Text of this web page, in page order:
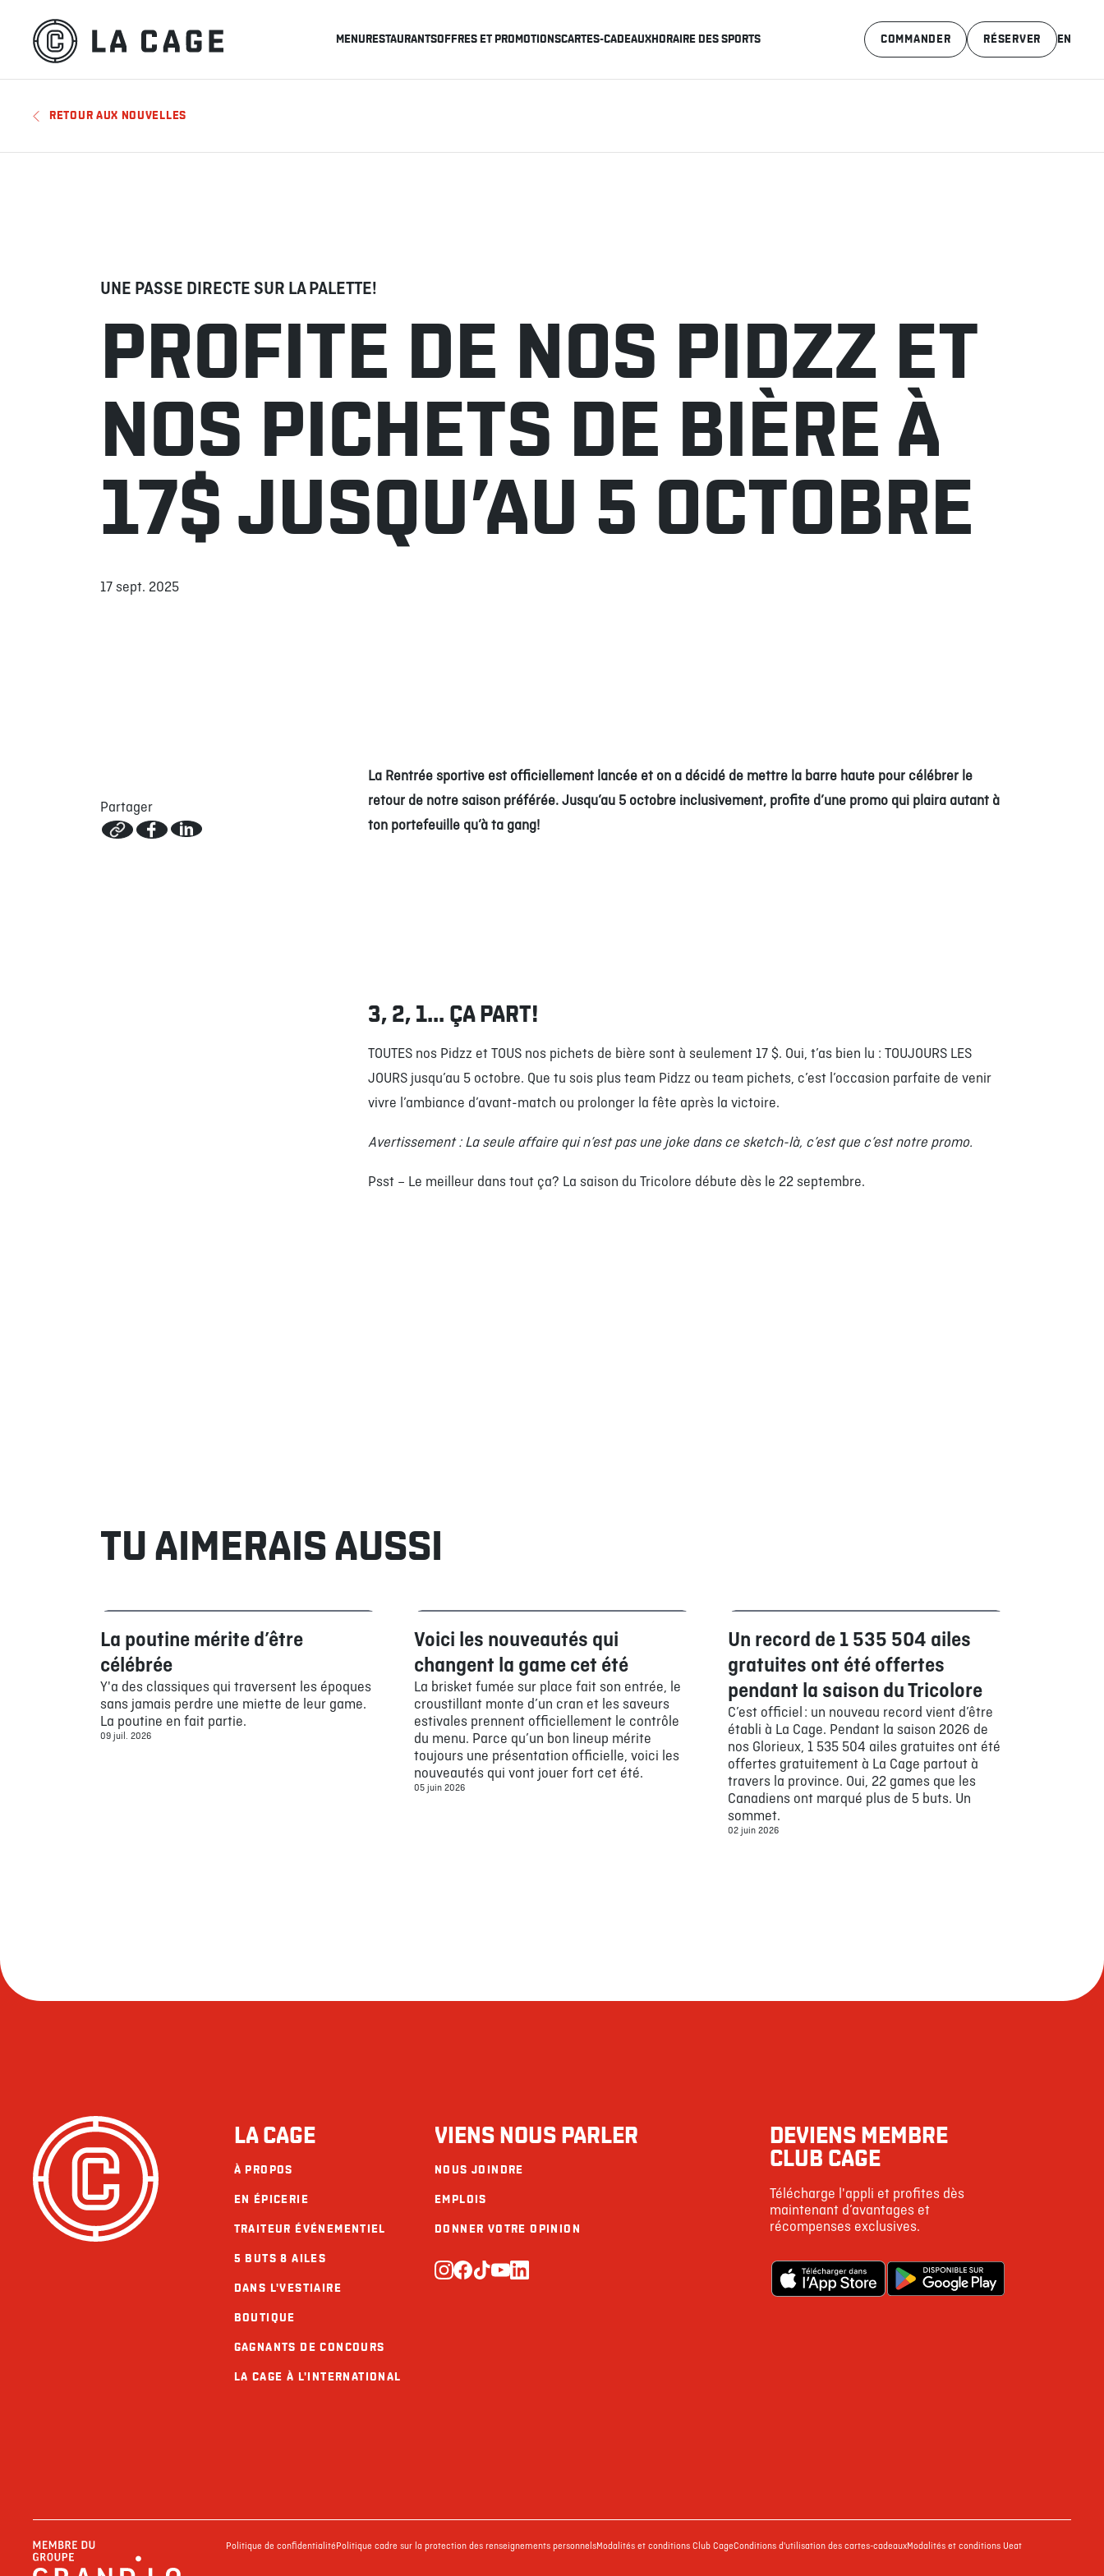
MENURESTAURANTSOFFRES ET PROMOTIONSCARTES-CADEAUXHORAIRE DES SPORTS RÉSERVER
COMMANDER EN
RETOUR AUX NOUVELLES
UNE PASSE DIRECTE SUR LA PALETTE!
PROFITE DE NOS PIDZZ ET
NOS PICHETS DE BIÈRE À
17$ JUSQU’AU 5 OCTOBRE
17 sept. 2025
Partager
La Rentrée sportive est officiellement lancée et on a décidé de mettre la barre haute pour célébrer le
retour de notre saison préférée. Jusqu’au 5 octobre inclusivement, profite d’une promo qui plaira autant à
ton portefeuille qu’à ta gang!
3, 2, 1... ÇA PART!
TOUTES nos Pidzz et TOUS nos pichets de bière sont à seulement 17 $. Oui, t’as bien lu : TOUJOURS LES
JOURS jusqu’au 5 octobre. Que tu sois plus team Pidzz ou team pichets, c’est l’occasion parfaite de venir
vivre l’ambiance d’avant-match ou prolonger la fête après la victoire.
Avertissement : La seule affaire qui n’est pas une joke dans ce sketch-là, c’est que c’est notre promo.
Psst – Le meilleur dans tout ça? La saison du Tricolore débute dès le 22 septembre.
TU AIMERAIS AUSSI
Bouffe
La poutine mérite d’être
célébrée
Y'a des classiques qui traversent les époques
sans jamais perdre une miette de leur game.
La poutine en fait partie.
09 juil. 2026
Bouffe
Voici les nouveautés qui
changent la game cet été
La brisket fumée sur place fait son entrée, le
croustillant monte d’un cran et les saveurs
estivales prennent officiellement le contrôle
du menu. Parce qu’un bon lineup mérite
toujours une présentation officielle, voici les
nouveautés qui vont jouer fort cet été.
05 juin 2026
Bouffe
Un record de 1 535 504 ailes
gratuites ont été offertes
pendant la saison du Tricolore
C’est officiel : un nouveau record vient d’être
établi à La Cage. Pendant la saison 2026 de
nos Glorieux, 1 535 504 ailes gratuites ont été
offertes gratuitement à La Cage partout à
travers la province. Oui, 22 games que les
Canadiens ont marqué plus de 5 buts. Un
sommet.
02 juin 2026
LA CAGE
À PROPOS
EN ÉPICERIE
TRAITEUR ÉVÉNEMENTIEL
5 BUTS 8 AILES
DANS L'VESTIAIRE
BOUTIQUE
GAGNANTS DE CONCOURS
LA CAGE À L'INTERNATIONAL
VIENS NOUS PARLER
NOUS JOINDRE
EMPLOIS
DONNER VOTRE OPINION
DEVIENS MEMBRE
CLUB CAGE
Télécharge l'appli et profites dès
maintenant d’avantages et
récompenses exclusives.
Politique de confidentialitéPolitique cadre sur la protection des renseignements personnelsModalités et conditions Club CageConditions d'utilisation des cartes-cadeauxModalités et conditions Ueat